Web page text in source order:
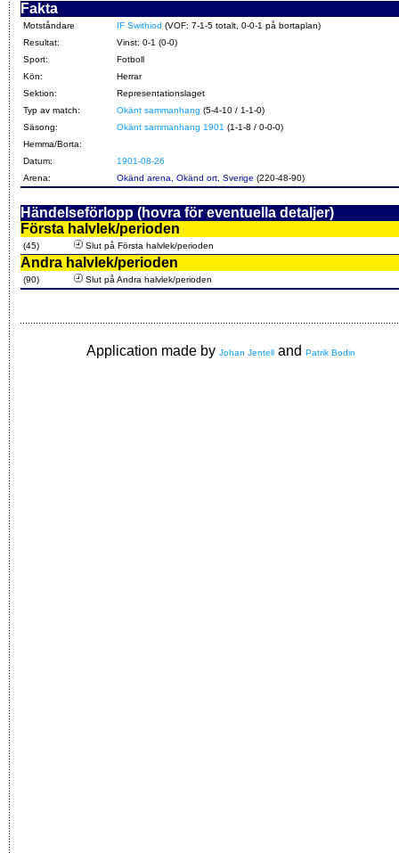
Fakta
Motståndare IF Swithiod (VOF: 7-1-5 totalt, 0-0-1 på bortaplan)
Resultat:
Vinst: 0-1 (0-0)
Sport:
Fotboll
Kön:
Herrar
Sektion:
Representationslaget
Typ av match:
Okänt sammanhang (5-4-10 / 1-1-0)
Säsong:
Okänt sammanhang 1901 (1-1-8 / 0-0-0)
Hemma/Borta:
Datum:
1901-08-26
Arena:
Okänd arena, Okänd ort, Sverige (220-48-90)
Händelseförlopp (hovra för eventuella detaljer)
Första halvlek/perioden
(45) Slut på Första halvlek/perioden
Andra halvlek/perioden
(90) Slut på Andra halvlek/perioden
Application made by Johan Jentell and Patrik Bodin